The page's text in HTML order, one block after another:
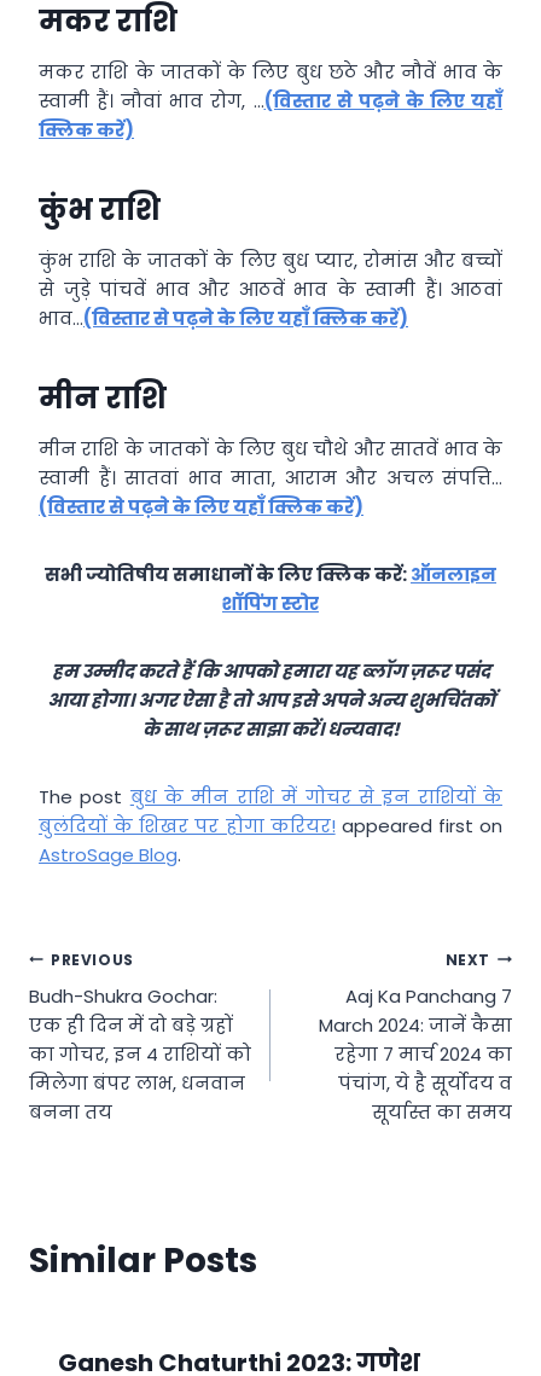
मकर राशि
मकर राशि के जातकों के लिए बुध छठे और नौवें भाव के
स्वामी हैं। नौवां भाव रोग, …(विस्तार से पढ़ने के लिए यहाँ
क्लिक करें)
कुंभ राशि
कुंभ राशि के जातकों के लिए बुध प्यार, रोमांस और बच्चों
से जुड़े पांचवें भाव और आठवें भाव के स्वामी हैं। आठवां
भाव…(विस्तार से पढ़ने के लिए यहाँ क्लिक करें)
मीन राशि
मीन राशि के जातकों के लिए बुध चौथे और सातवें भाव के
स्वामी हैं। सातवां भाव माता, आराम और अचल संपत्ति…
(विस्तार से पढ़ने के लिए यहाँ क्लिक करें)
सभी ज्योतिषीय समाधानों के लिए क्लिक करें:ऑनलाइन
शॉपिंग स्टोर
हम उम्मीद करते हैं कि आपको हमारा यह ब्लॉग ज़रूर पसंद
आया होगा। अगर ऐसा है तो आप इसे अपने अन्य शुभचिंतकों
के साथ ज़रूर साझा करें। धन्यवाद!
The post बुध के मीन राशि में गोचर से इन राशियों के
बुलंदियों के शिखर पर होगा करियर! appeared first on
AstroSage Blog.
Post
navigation
PREVIOUS
Budh-Shukra Gochar:
एक ही दिन में दो बड़े ग्रहों
का गोचर, इन 4 राशियों को
मिलेगा बंपर लाभ, धनवान
बनना तय
NEXT
Aaj Ka Panchang 7
March 2024: जानें कैसा
रहेगा 7 मार्च 2024 का
पंचांग, ये है सूर्योदय व
सूर्यास्त का समय
Similar Posts
Ganesh Chaturthi 2023: गणेश